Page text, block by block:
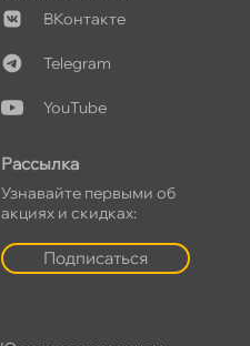
Контакте
Telegram
YouTube
Рассылка
Узнавайте первыми о
акциях и скидках:
Подписаться